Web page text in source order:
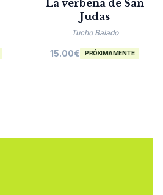
La verbena de San
Judas
Tucho Balado
15.00€ PRÓXIMAMENTE